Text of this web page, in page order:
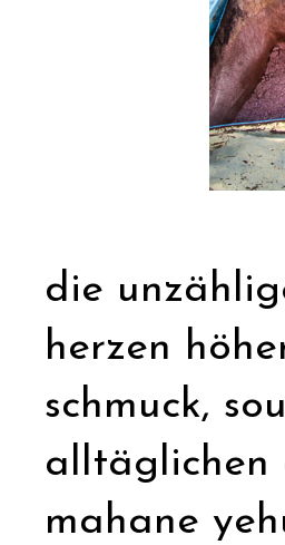
die
herzen
schmuck,
alltäglichen
mahane